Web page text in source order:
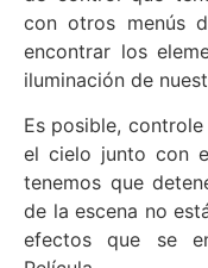
con otros menús
encontrar los
iluminación de
Es posible,
el cielo junto con
tenemos que
de la escena no
efectos que se